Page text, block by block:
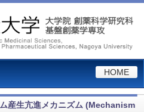
HOME
産生亢進メカニズム (Mechanism